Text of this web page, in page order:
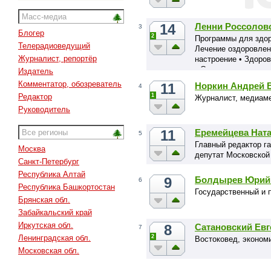
Блогер
Телерадиоведущий
Журналист, репортёр
Издатель
Комментатор, обозреватель
Редактор
Руководитель
Москва
Санкт-Петербург
Республика Алтай
Республика Башкортостан
Брянская обл.
Забайкальский край
Иркутская обл.
Ленинградская обл.
Московская обл.
3 14
2
Ленни
Программы для
Лечение
настроение •
• Снятие
4 11
1
Норкин Андрей
Журналист,
5 11 Еремейцева
Главный редактор
депутат
6 9 Болдырев
Государственный и
7 8
2
Сатановский
Востоковед,